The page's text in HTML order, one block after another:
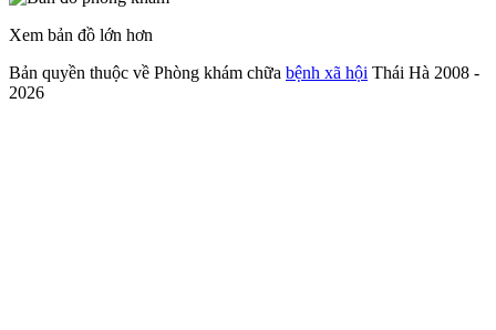
Xem bản đồ lớn hơn
Bản quyền thuộc về Phòng khám chữa bệnh xã hội Thái Hà 2008 -
2026